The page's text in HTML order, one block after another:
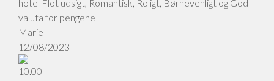
hotel Flot udsigt, Romantisk, Roligt, Børnevenligt og God
valuta for pengene
Marie
12/08/2023
10.00